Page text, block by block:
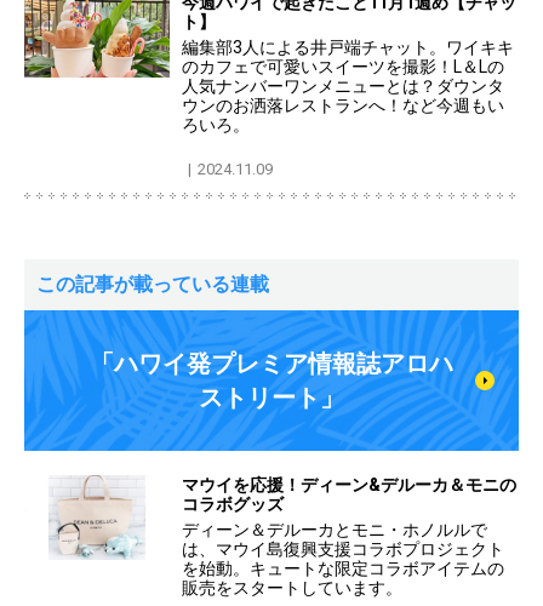
ト】
編集部3人による井戸端チャット。ワイキキ
のカフェで可愛いスイーツを撮影！L＆Lの
人気ナンバーワンメニューとは？ダウンタ
ウンのお洒落レストランへ！など今週もい
ろいろ。
2024.11.09
この記事が載っている連載
「ハワイ発プレミア情報誌アロハ
ストリート」
マウイを応援！ディーン&デルーカ＆モニの
コラボグッズ
ディーン＆デルーカとモニ・ホノルルで
は、マウイ島復興支援コラボプロジェクト
を始動。キュートな限定コラボアイテムの
販売をスタートしています。